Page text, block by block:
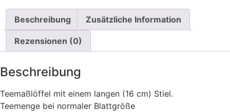
Beschreibung Zusätzliche Information
Rezensionen (0)
Beschreibung
Teemaßlöffel mit einem langen (16 cm) Stiel.
Teemenge bei normaler Blattgröße